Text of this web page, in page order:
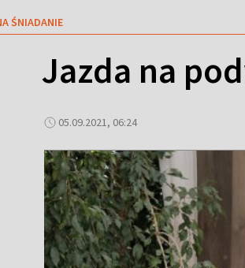
ŚNIADANIE
Jazda na
05.09.2021, 06:24